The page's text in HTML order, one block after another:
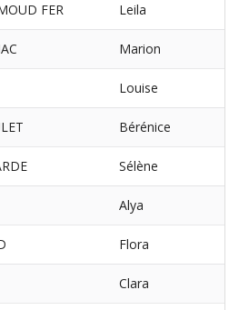
FER Leila
Marion
Louise
Bérénice
Sélène
Alya
Flora
Clara